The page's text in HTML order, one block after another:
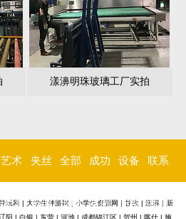
漾濞明珠玻璃工厂实拍
艺术
玻璃
夹丝
玻璃
全部
玻璃
成功
案例
设备
环境
联系
我们
玩网 大学生伴游网 小学生资源网 | 甘孜 漾濞 | 新